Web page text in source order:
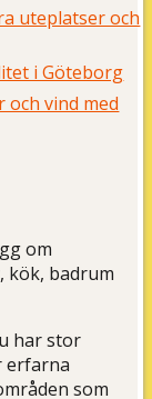
uteplatser och
i Göteborg
och vind med
om
kök, badrum
har stor
erfarna
som